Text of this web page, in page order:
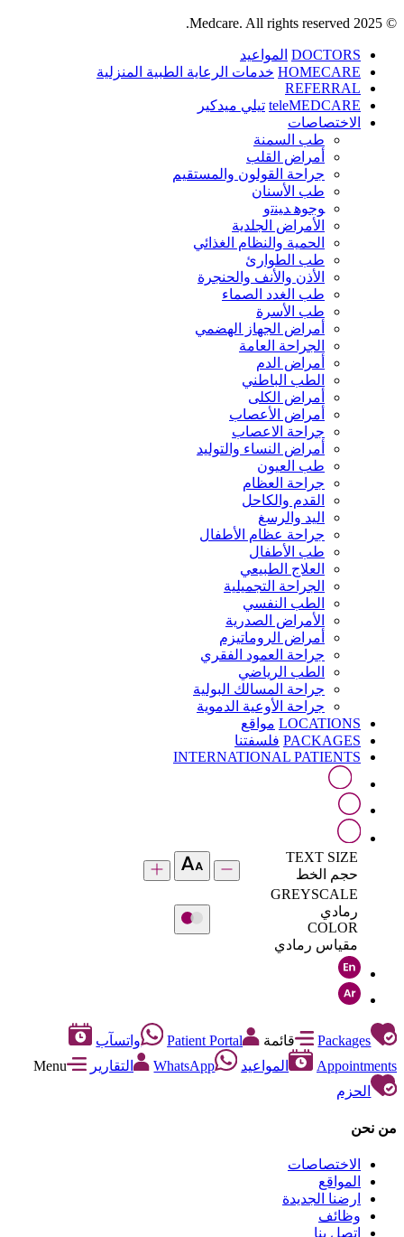
© 2025 Medcare. All rights reserved.
DOCTORS المواعيد
HOMECARE خدمات الرعاية الطبية المنزلية
REFERRAL
teleMEDCARE تيلي ميدكير
الاختصاصات
طب السمنة
أمراض القلب
جراحة القولون والمستقيم
طب الأسنان
ﻮﺟﻮﻫ ﺪﻴﻨﺗﻭ
الأمراض الجلدية
الحمية والنظام الغذائي
طب الطوارئ
الأذن والأنف والحنجرة
طب الغدد الصماء
طب الأسرة
أمراض الجهاز الهضمي
الجراحة العامة
أمراض الدم
الطب الباطني
أمراض الكلى
أمراض الأعصاب
جراحة الاعصاب
أمراض النساء والتوليد
طب العيون
جراحة العظام
القدم والكاحل
اليد والرسغ
جراحة عظام الأطفال
طب الأطفال
العلاج الطبيعي
الجراحة التجميلية
الطب النفسي
الأمراض الصدرية
أمراض الروماتيزم
جراحة العمود الفقري
الطب الرياضي
جراحة المسالك البولية
جراحة الأوعية الدموية
LOCATIONS مواقع
PACKAGES فلسفتنا
INTERNATIONAL PATIENTS
TEXT SIZE
حجم الخط
GREYSCALE
رمادي
COLOR
مقياس رمادي
Packages قائمة Patient Portal
واتسآب
Appointments
المواعيد WhatsApp التقارير
Menu
الحزم
من نحن
الاختصاصات
المواقع
ارضنا الجديدة
وظائف
اتصل بنا